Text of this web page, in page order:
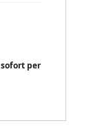
sofort per